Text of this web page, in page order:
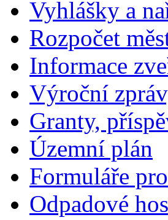
Vyhlášky a
Rozpočet
Informace
Výroční
Granty,
Územní plán
Formuláře
Odpadové